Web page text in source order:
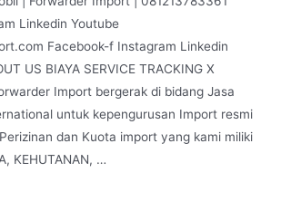
Linkedin Youtube
Facebook-f Instagram Linkedin
US BIAYA SERVICE TRACKING X
Import bergerak di bidang Jasa
untuk kepengurusan Import resmi
dan Kuota import yang kami miliki
KEHUTANAN, …